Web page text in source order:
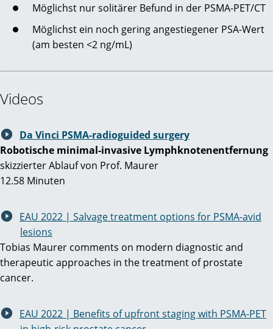
Möglichst nur solitärer Befund in der PSMA-PET/CT
Möglichst ein noch gering angestiegener PSA-Wert
(am besten <2 ng/mL)
Videos
Da Vinci PSMA-radioguided surgery
Robotische minimal-invasive Lymphknotenentfernung
skizzierter Ablauf von Prof. Maurer
12.58 Minuten
EAU 2022 | Salvage treatment options for PSMA-avid
lesions
Tobias Maurer comments on modern diagnostic and
therapeutic approaches in the treatment of prostate
cancer.
EAU 2022 | Benefits of upfront staging with PSMA-PET